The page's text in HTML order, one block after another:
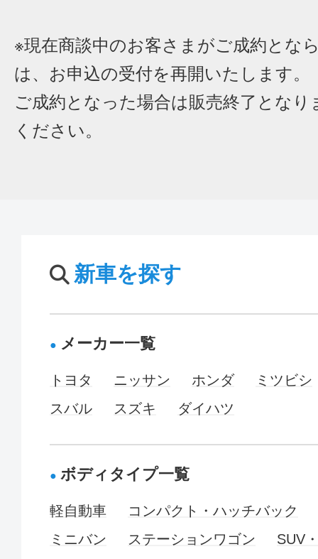
※現在商談中のお客さまがご成約とな
は、お申込の受付を再開いたします。
ご成約となった場合は販売終了となり
ください。
新車を探す
メーカー一覧
トヨタ ニッサン ホンダ
ミツビシ
スバル
スズキ ダイハツ
ボディタイプ一覧
軽自動車
コンパクト・ハッチバック
ミニバン
ステーションワゴン
SUV